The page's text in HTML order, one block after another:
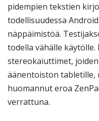
pidempien tekstien
todellisuudessa
näppäimistöä.
todella vähälle
stereokaiuttimet,
äänentoiston tabletille,
huomannut eroa
verrattuna.